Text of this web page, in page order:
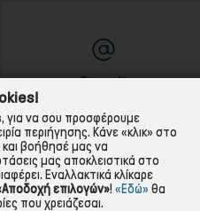
E-mail
για να σου προσφέρουμε
περιήγησης. Κάνε «κλικ» στο
και βοήθησέ μας να
μας αποκλειστικά στο
Εναλλακτικά κλίκαρε
επιλογών»! «Εδώ» θα
που χρειάζεσαι.